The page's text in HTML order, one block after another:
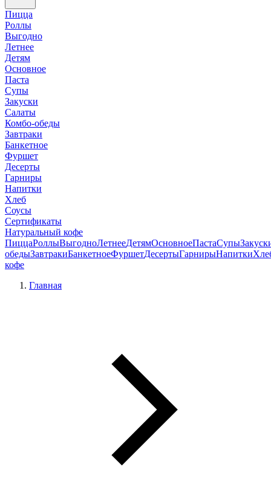
Пицца
Роллы
Выгодно
Летнее
Детям
Основное
Паста
Супы
Закуски
Салаты
Комбо-обеды
Завтраки
Банкетное
Фуршет
Десерты
Гарниры
Напитки
Хлеб
Соусы
Сертификаты
Натуральный кофе
ПиццаРоллыВыгодноЛетнееДетямОсновноеПастаСупы
обедыЗавтракиБанкетноеФуршетДесертыГарнирыНапитки
кофе
Главная